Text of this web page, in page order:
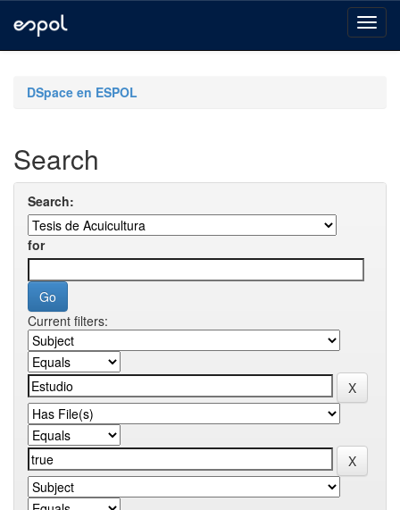
navigationDSpace en ESPOL
Search
Search:
for
Current filters: